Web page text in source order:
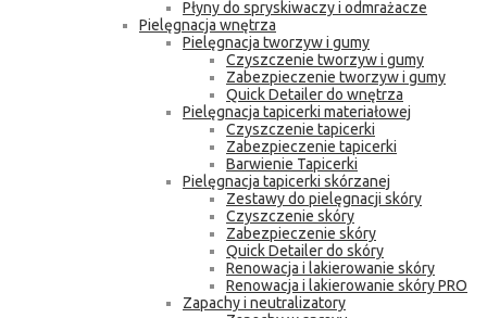
Płyny do spryskiwaczy i odmrażacze
Pielęgnacja wnętrza
Pielęgnacja tworzyw i gumy
Czyszczenie tworzyw i gumy
Zabezpieczenie tworzyw i gumy
Quick Detailer do wnętrza
Pielęgnacja tapicerki materiałowej
Czyszczenie tapicerki
Zabezpieczenie tapicerki
Barwienie Tapicerki
Pielęgnacja tapicerki skórzanej
Zestawy do pielęgnacji skóry
Czyszczenie skóry
Zabezpieczenie skóry
Quick Detailer do skóry
Renowacja i lakierowanie skóry
Renowacja i lakierowanie skóry PRO
Zapachy i neutralizatory